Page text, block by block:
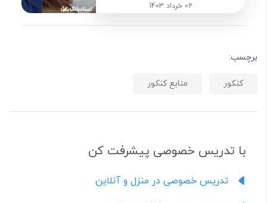
02 خرداد 1403
برچسب:
کنکور منابع کنکور
با تدریس خصوصی پیشرفت کن
تدریس خصوصی در منزل و آنلاین